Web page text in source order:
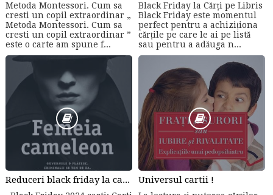
Metoda Montessori. Cum sa
cresti un copil extraordinar „
Metoda Montessori. Cum sa
cresti un copil extraordinar ”
este o carte am spune f...
Black Friday la Cărți pe Libris
Black Friday este momentul
perfect pentru a achiziționa
cărțile pe care le ai pe listă
sau pentru a adăuga n...
Reduceri black friday la carti online Universul cartii !